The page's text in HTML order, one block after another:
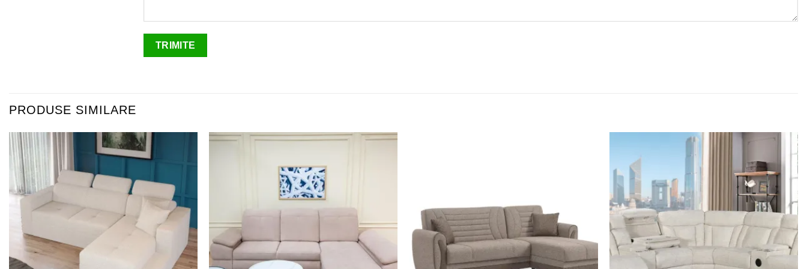
PRODUSE SIMILARE